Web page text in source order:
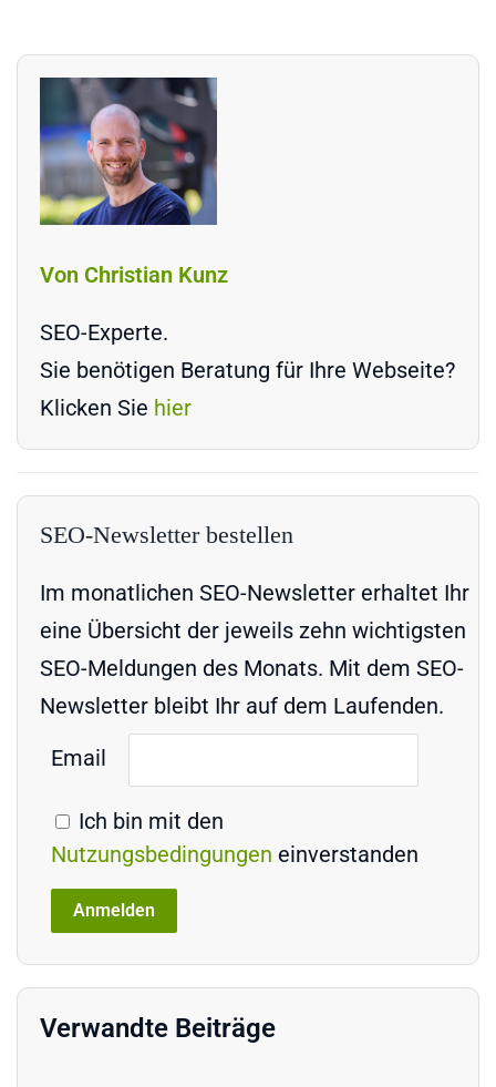
Von Christian Kunz
SEO-Experte.
Sie benötigen Beratung für Ihre Webseite?
Klicken Sie hier
SEO-Newsletter bestellen
Im monatlichen SEO-Newsletter erhaltet Ihr
eine Übersicht der jeweils zehn wichtigsten
SEO-Meldungen des Monats. Mit dem SEO-
Newsletter bleibt Ihr auf dem Laufenden.
Email
Ich bin mit den
Nutzungsbedingungen einverstanden
Verwandte Beiträge